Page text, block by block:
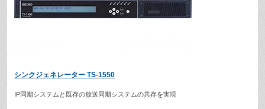
シンクジェネレーター TS-1550
IP同期システムと既存の放送同期システムの共存を実現